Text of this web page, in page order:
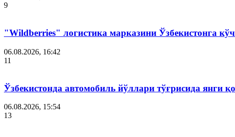
9
"Wildberries" логистика марказини Ўзбекистонга
06.08.2026, 16:42
11
Ўзбекистонда автомобиль йўллари тўғрисида янги
06.08.2026, 15:54
13